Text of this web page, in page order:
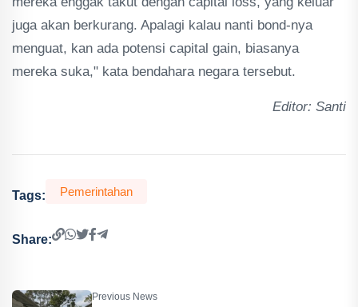
juga akan berkurang. Apalagi kalau nanti bond-nya
menguat, kan ada potensi capital gain, biasanya
mereka suka," kata bendahara negara tersebut.
Editor: Santi
Tags: Pemerintahan
Share:
Previous News